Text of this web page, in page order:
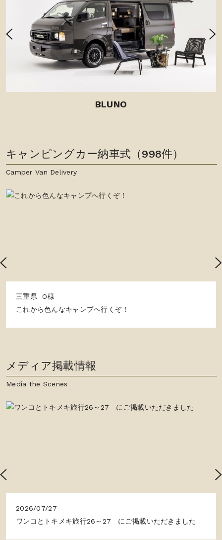
BLUNO
キャンピングカー納車式 （998件）
Camper Van Delivery
三重県 O様
これから色んなキャンプへ行くぞ！
メディア掲載情報
Media the Scenes
2026/07/27
ワンコとトキメキ旅行26～27 にご掲載いただきました